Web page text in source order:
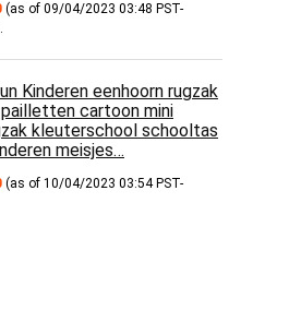
(as of 09/04/2023 03:48 PST-
.
Kinderen eenhoorn rugzak
cartoon mini
kleuterschool schooltas
meisjes…
(as of 10/04/2023 03:54 PST-